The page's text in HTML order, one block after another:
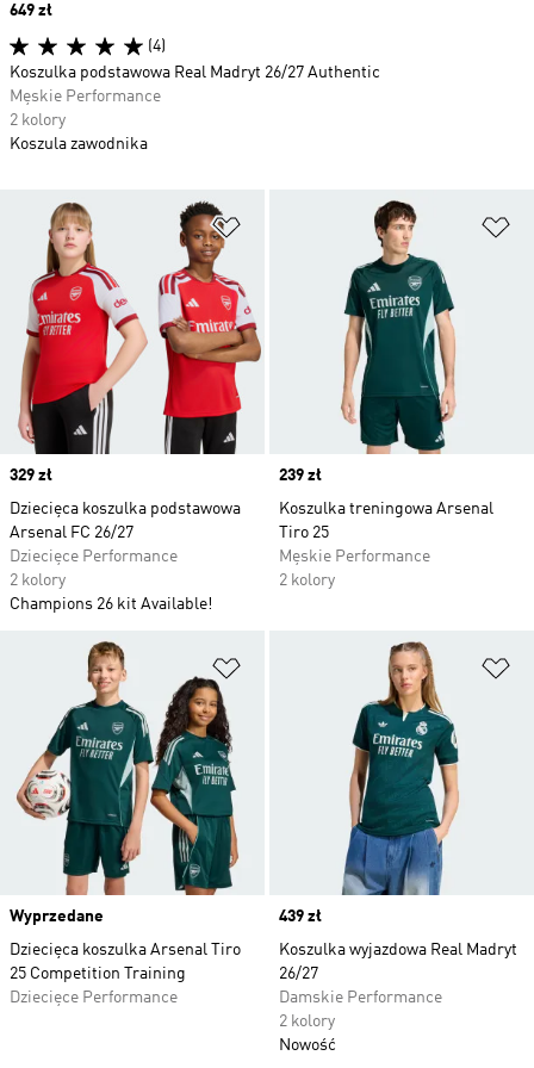
Dodaj do listy życzeń
Price
329 zł
Dziecięca koszulka podstawowa
Arsenal FC 26/27
Dziecięce Performance
2 kolory
Champions 26 kit Available!
Price
239 zł
Koszulka treningowa Arsenal
Tiro 25
Męskie Performance
2 kolory
Dodaj do listy życzeń
Wyprzedane
Dziecięca koszulka Arsenal Tiro
25 Competition Training
Dziecięce Performance
Price
439 zł
Koszulka wyjazdowa Real Madryt
26/27
Damskie Performance
2 kolory
Nowość
Price
649 zł
(4)
Koszulka podstawowa Real Madryt 26/27 Authentic
Męskie Performance
2 kolory
Koszula zawodnika